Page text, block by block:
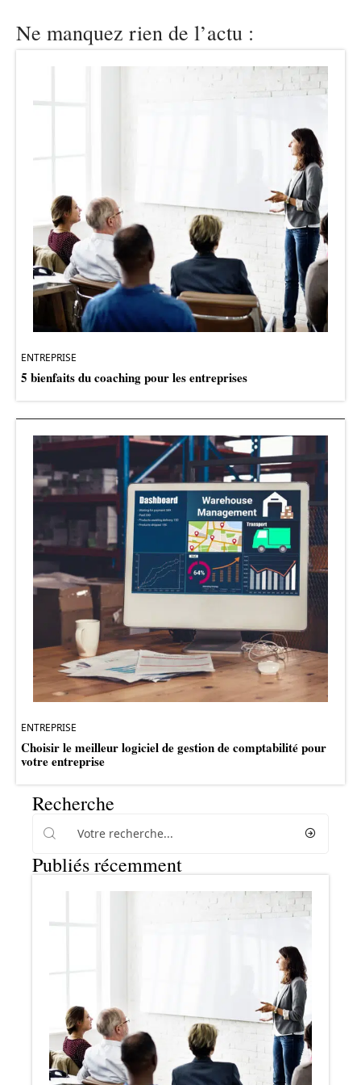
Ne manquez rien de l’actu :
ENTREPRISE
5 bienfaits du coaching pour les entreprises
ENTREPRISE
Choisir le meilleur logiciel de gestion de comptabilité pour
votre entreprise
Recherche
Publiés récemment